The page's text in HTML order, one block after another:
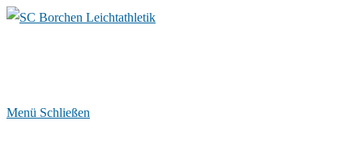
Zum
Menü Schließen